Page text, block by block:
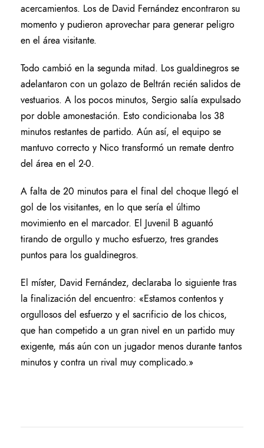
acercamientos. Los de David Fernández encontraron su
momento y pudieron aprovechar para generar peligro
en el área visitante.
Todo cambió en la segunda mitad. Los gualdinegros se
adelantaron con un golazo de Beltrán recién salidos de
vestuarios. A los pocos minutos, Sergio salía expulsado
por doble amonestación. Esto condicionaba los 38
minutos restantes de partido. Aún así, el equipo se
mantuvo correcto y Nico transformó un remate dentro
del área en el 2-0.
A falta de 20 minutos para el final del choque llegó el
gol de los visitantes, en lo que sería el último
movimiento en el marcador. El Juvenil B aguantó
tirando de orgullo y mucho esfuerzo, tres grandes
puntos para los gualdinegros.
El míster, David Fernández, declaraba lo siguiente tras
la finalización del encuentro: «Estamos contentos y
orgullosos del esfuerzo y el sacrificio de los chicos,
que han competido a un gran nivel en un partido muy
exigente, más aún con un jugador menos durante tantos
minutos y contra un rival muy complicado.»